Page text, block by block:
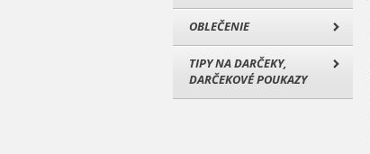
OBLEČENIE
TIPY NA DARČEKY,
DARČEKOVÉ POUKAZY